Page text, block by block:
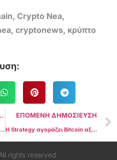
, Crypto Nea,
, cryptonews, κρύπτο
Σε Τροχιά $5 Τρισεκατομμυρίων η Altseason – Η Κεφαλαιοποίηση των Altcoins Αγγίζει τα $1,5T
ΕΠΟΜΕΝΗ ΔΗΜΟΣΙΕΥΣΗ
Η Strategy αγοράζει Bitcoin αξίας $740 εκατ. καθώς η τιμή ξεπερνά τις $122.000
rights reserved